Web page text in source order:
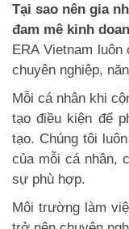
Tại sao nên gia
đam mê kinh
ERA Vietnam
chuyên nghiệp,
Mỗi cá nhân khi
tạo điều kiện để
tạo. Chúng tôi
của mỗi cá nhân,
sự phù hợp.
Môi trường làm